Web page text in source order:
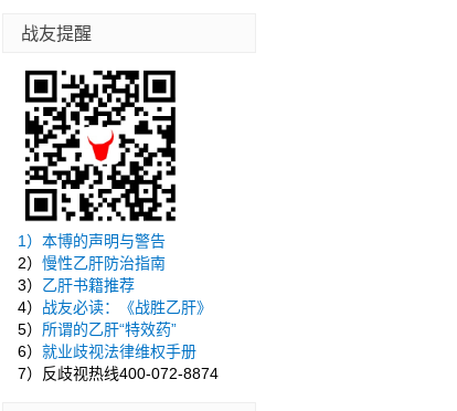
战友提醒
1） 本博的声明与警告
2） 慢性乙肝防治指南
3） 乙肝书籍推荐
4） 战友必读：《战胜乙肝》
5） 所谓的乙肝“特效药”
6） 就业歧视法律维权手册
7）反歧视热线400-072-8874